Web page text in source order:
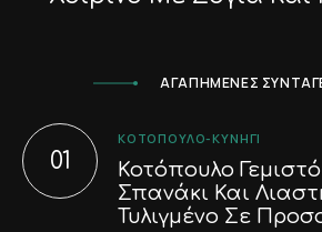
ΑΓΑΠΗΜΕΝΕΣ
ΚΟΤΌΠΟΥΛΟ-ΚΥΝΉΓΙ
Κοτόπουλο
Σπανάκι Και
Τυλιγμένο Σε